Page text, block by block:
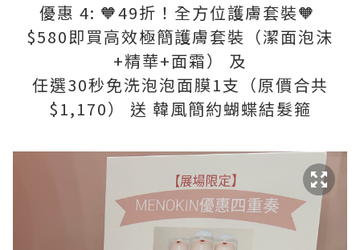
優惠 4: 🧡49折！全方位護膚套裝🧡
$580即買高效極簡護膚套裝（潔面泡沫
+精華+面霜） 及
任選30秒免洗泡泡面膜1支（原價合共
$1,170） 送 韓風簡約蝴蝶結髮箍